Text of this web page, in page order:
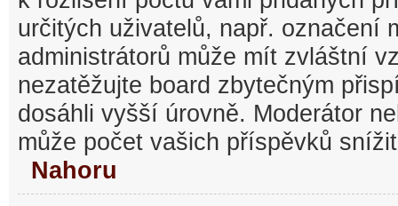
určitých uživatelů, např. označení
administrátorů může mít zvláštní
nezatěžujte board zbytečným
dosáhli vyšší úrovně. Moderátor
může počet vašich příspěvků
Nahoru